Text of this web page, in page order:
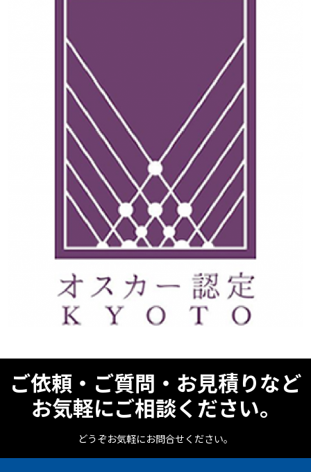
ご依頼・ご質問・お見積りなど
お気軽にご相談ください。
どうぞお気軽にお問合せください。